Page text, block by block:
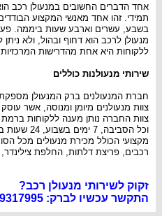
אחד הדברים החשובים במנעולן רכב
תמידי. זהו אחד מאנשי המקצוע
בשבע, עשרים וארבע שעות ביממה.
מנעולן לרכב הוא דחוף ובהול, ולא
ללקוחות היא אחת מהדרישות
שירותי מנעולנות כוללים
חברת המנעולנים ברק המנעולן מספקת
צוות מנעולנים מיומן ומנוסה, אשר עוסק
צוות החברה נותן מענה ללקוחות
וכל
מקצועי הכולל מכירת מנעולים מכל
רכבים, פריצת דלתות, החלפת צילינדר,
זקוק לשירותי מנעולן רכב?
התקשר עכשיו לברק: 054-9317995